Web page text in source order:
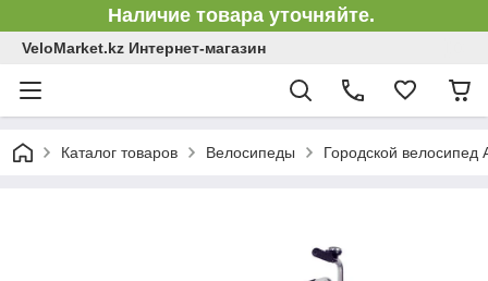
Наличие товара уточняйте.
VeloMarket.kz Интернет-магазин
Каталог товаров Велосипеды Городской велосипед